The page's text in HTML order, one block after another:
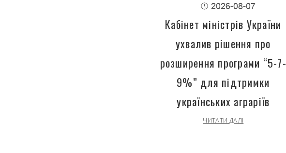
2026-08-07
Кабінет міністрів України
ухвалив рішення про
розширення програми “5-7-
9%” для підтримки
українських аграріїв
ЧИТАТИ ДАЛІ